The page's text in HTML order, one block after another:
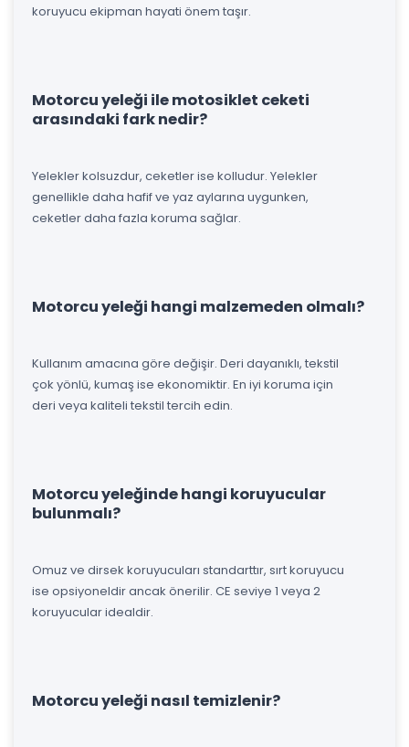
koruyucu ekipman hayati önem taşır.
Motorcu yeleği ile motosiklet ceketi
arasındaki fark nedir?
Yelekler kolsuzdur, ceketler ise kolludur. Yelekler
genellikle daha hafif ve yaz aylarına uygunken,
ceketler daha fazla koruma sağlar.
Motorcu yeleği hangi malzemeden olmalı?
Kullanım amacına göre değişir. Deri dayanıklı, tekstil
çok yönlü, kumaş ise ekonomiktir. En iyi koruma için
deri veya kaliteli tekstil tercih edin.
Motorcu yeleğinde hangi koruyucular
bulunmalı?
Omuz ve dirsek koruyucuları standarttır, sırt koruyucu
ise opsiyoneldir ancak önerilir. CE seviye 1 veya 2
koruyucular idealdir.
Motorcu yeleği nasıl temizlenir?